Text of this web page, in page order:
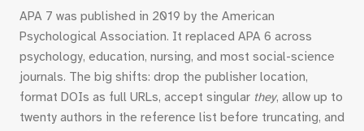
APA 7 was published in 2019 by the American
Psychological Association. It replaced APA 6 across
psychology, education, nursing, and most social-science
journals. The big shifts: drop the publisher location,
format DOIs as full URLs, accept singular they, allow up to
twenty authors in the reference list before truncating, and